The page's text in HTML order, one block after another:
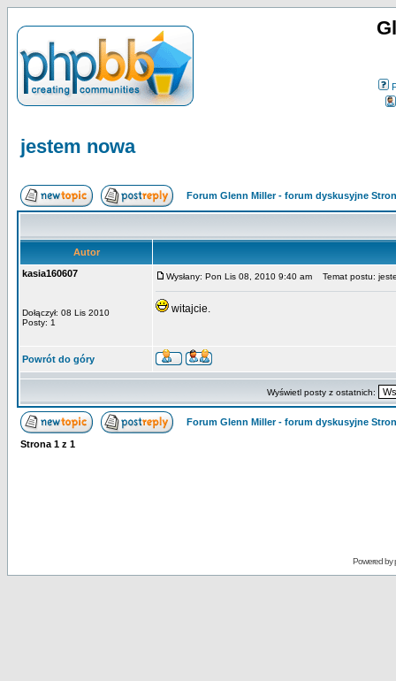
jestem nowa
Forum Glenn Miller - forum dyskusyjne
Autor
kasia160607
Dołączył: 08 Lis 2010
Posty: 1
Wysłany: Pon Lis 08, 2010 9:40 am Temat postu:
witajcie.
Powrót do góry
Wyświetl posty z ostatnich:
Forum Glenn Miller - forum dyskusyjne
Strona 1 z 1
Powered by